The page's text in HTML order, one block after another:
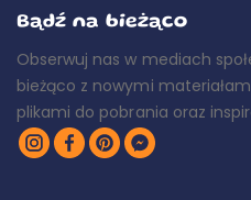
Bądź na bieżąco
Obserwuj nas w mediach
bieżąco z nowymi
plikami do pobrania oraz